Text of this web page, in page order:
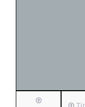
Irá
Irá